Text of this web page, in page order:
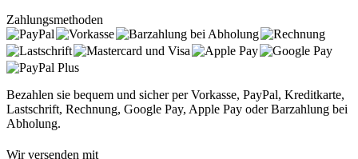
Zahlungsmethoden
Bezahlen sie bequem und sicher per Vorkasse, PayPal, Kreditkarte,
Lastschrift, Rechnung, Google Pay, Apple Pay oder Barzahlung bei
Abholung.
Wir versenden mit